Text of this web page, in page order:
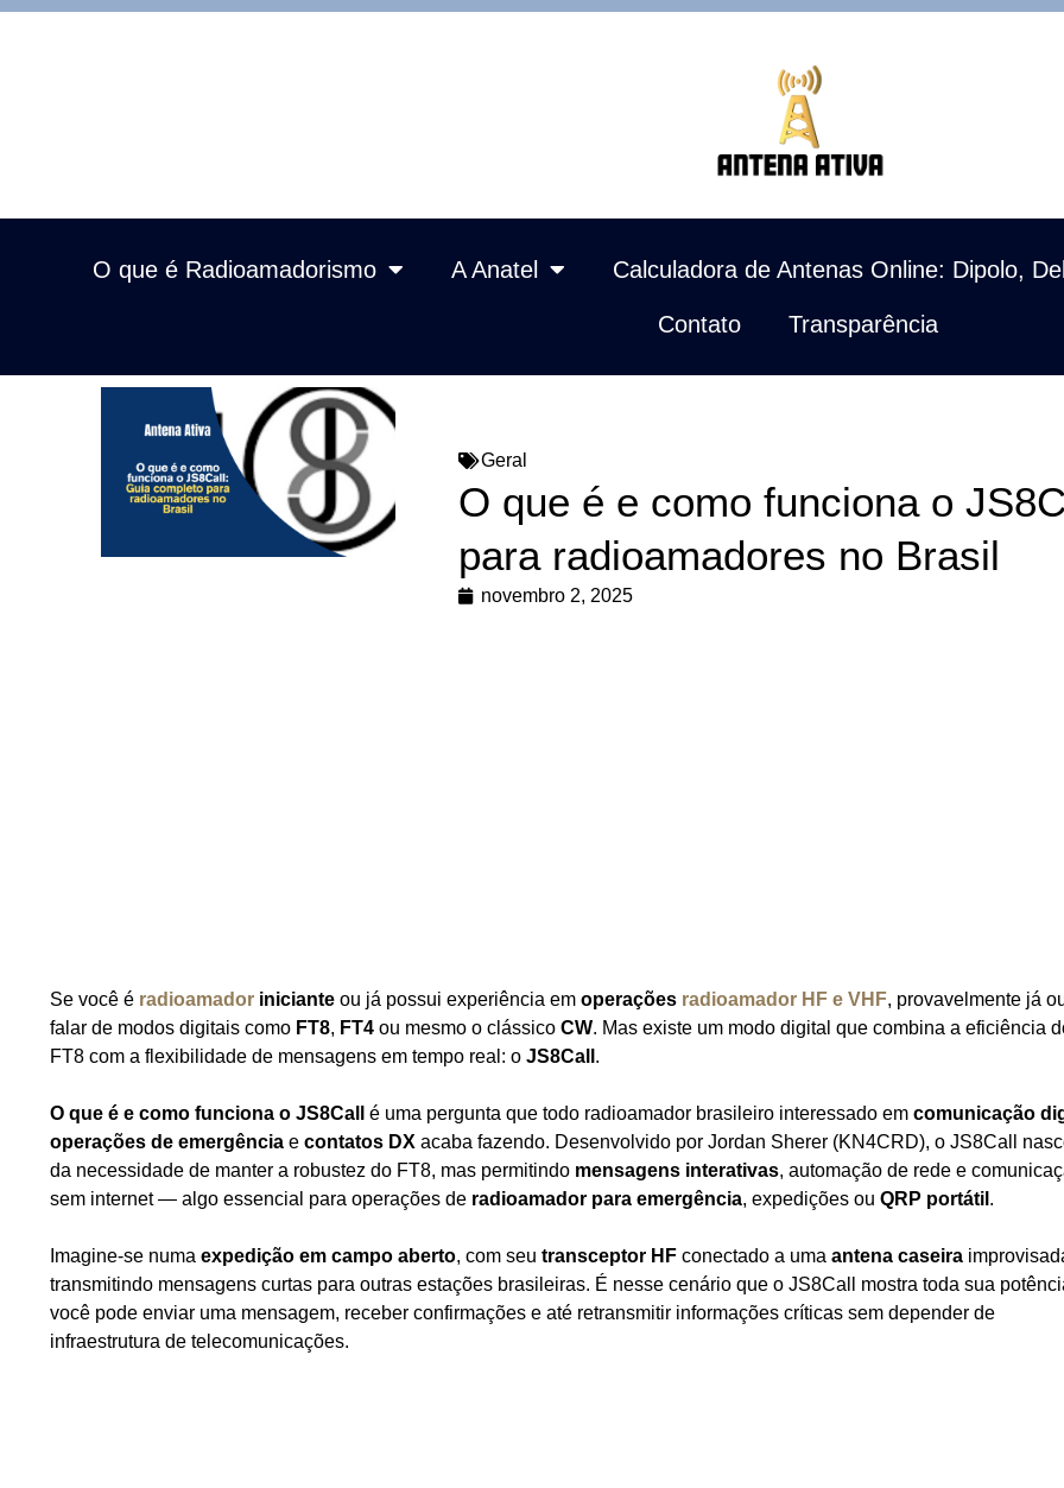
O que é Radioamadorismo A Anatel Calculadora de Antenas Online: Dipolo,
Contato Transparência
Geral
O que é e como funciona o
para radioamadores no Brasil
novembro 2, 2025
Se você é radioamador iniciante ou já possui experiência em operações radioamador HF e VHF, provavelmente já
falar de modos digitais como FT8, FT4 ou mesmo o clássico CW. Mas existe um modo digital que combina a eficiência
FT8 com a flexibilidade de mensagens em tempo real: o JS8Call .
O que é e como funciona o JS8Call é uma pergunta que todo radioamador brasileiro interessado em comunicação
operações de emergência e contatos DX acaba fazendo. Desenvolvido por Jordan Sherer (KN4CRD), o JS8Call
da necessidade de manter a robustez do FT8, mas permitindo mensagens interativas, automação de rede e
sem internet — algo essencial para operações de radioamador para emergência, expedições ou QRP portátil .
Imagine-se numa expedição em campo aberto, com seu transceptor HF conectado a uma antena caseira
transmitindo mensagens curtas para outras estações brasileiras. É nesse cenário que o JS8Call mostra toda sua
você pode enviar uma mensagem, receber confirmações e até retransmitir informações críticas sem depender de
infraestrutura de telecomunicações.